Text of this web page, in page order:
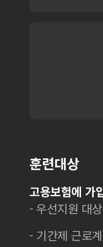
훈련대상
고용보험에 가
- 우선지원 대
- 기간제 근로